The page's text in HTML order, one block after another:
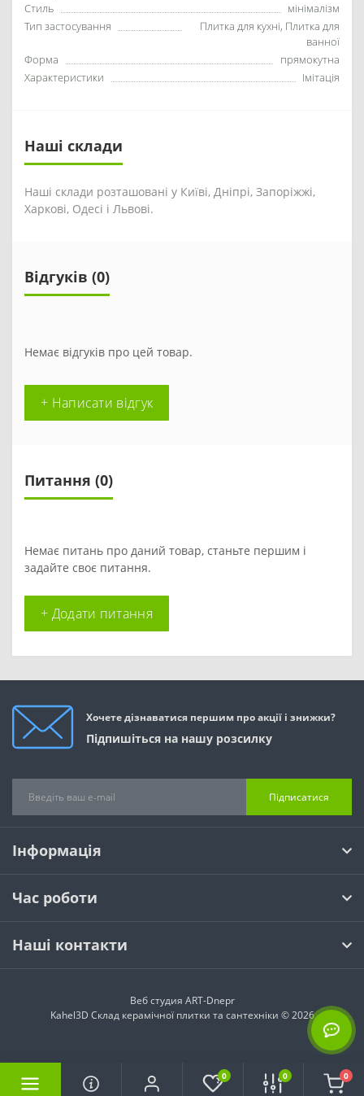
0 0 0
Стиль
мінімалізм
Тип застосування
Плитка для кухні, Плитка для
ванної
Форма
прямокутна
Характеристики
Імітація
Наші склади
Наші склади розташовані у Київі, Дніпрі, Запоріжжі,
Харкові, Одесі і Львові.
Відгуків (0)
Немає відгуків про цей товар.
+ Написати відгук
Питання (0)
Немає питань про даний товар, станьте першим і
задайте своє питання.
+ Додати питання
Хочете дізнаватися першим про акції і знижки?
Підпишіться на нашу розсилку
Підписатися
Інформація
Час роботи
Наші контакти
Веб студия ART-Dnepr
Kahel3D Склад керамічної плитки та сантехніки © 2026